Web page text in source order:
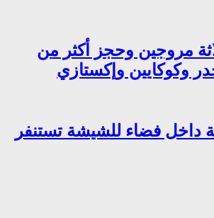
مروجين وحجز أكثر من
داخل فضاء للشيشة تستنفر